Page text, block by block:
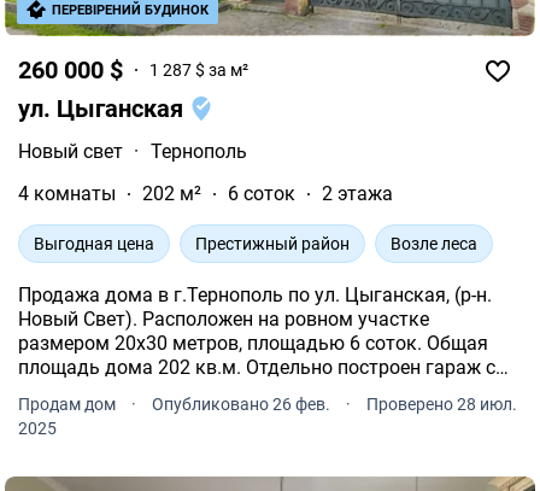
260 000 $ 1 287 $ за м²
ул. Цыганская
Новый свет · Тернополь
4 комнаты
202 м² 6 соток 2 этажа
Выгодная цена Престижный район Возле леса
Продажа дома в г.Тернополь по ул. Цыганская, (р-н.
Новый Свет). Расположен на ровном участке
размером 20х30 метров, площадью 6 соток. Общая
площадь дома 202 кв.м. Отдельно построен гараж с
подвалом и комнатой над гаражом с камином.
Продам дом · Опубликовано 26 фев. ·
Проверено 28 июл.
2025
ПЕРЕВІРЕНИЙ БУДИНОК